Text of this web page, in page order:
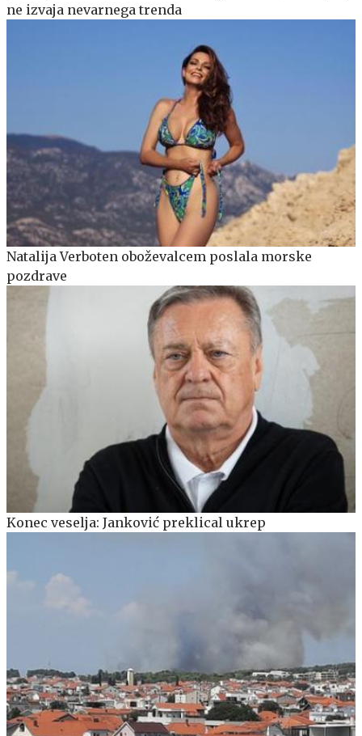
ne izvaja nevarnega trenda
Natalija Verboten oboževalcem poslala morske
pozdrave
Konec veselja: Janković preklical ukrep